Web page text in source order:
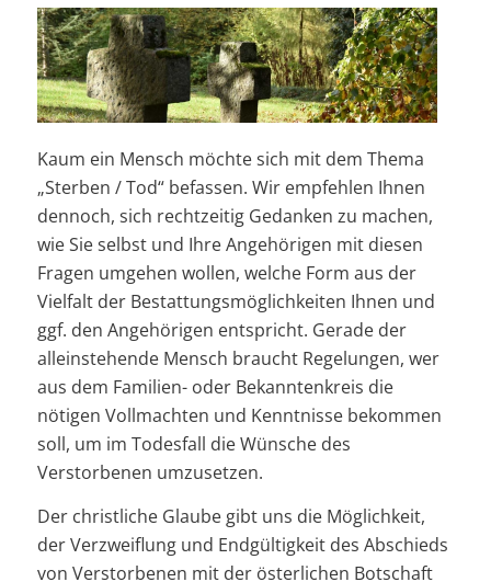
Kaum ein Mensch möchte sich mit dem Thema
„Sterben / Tod“ befassen. Wir empfehlen Ihnen
dennoch, sich rechtzeitig Gedanken zu machen,
wie Sie selbst und Ihre Angehörigen mit diesen
Fragen umgehen wollen, welche Form aus der
Vielfalt der Bestattungsmöglichkeiten Ihnen und
ggf. den Angehörigen entspricht. Gerade der
alleinstehende Mensch braucht Regelungen, wer
aus dem Familien- oder Bekanntenkreis die
nötigen Vollmachten und Kenntnisse bekommen
soll, um im Todesfall die Wünsche des
Verstorbenen umzusetzen.
Der christliche Glaube gibt uns die Möglichkeit,
der Verzweiflung und Endgültigkeit des Abschieds
von Verstorbenen mit der österlichen Botschaft